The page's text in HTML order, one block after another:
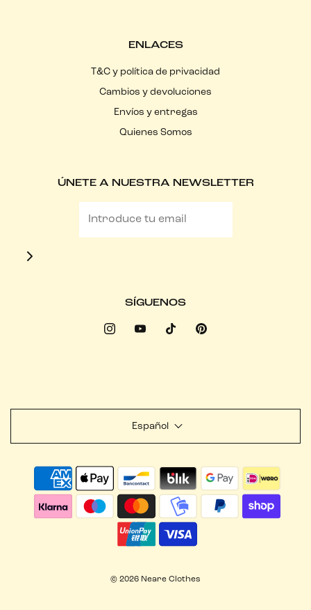
ENLACES
T&C y política de privacidad
Cambios y devoluciones
Envíos y entregas
Quienes Somos
ÚNETE A NUESTRA NEWSLETTER
SÍGUENOS
Español
© 2026 Neare Clothes